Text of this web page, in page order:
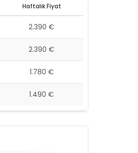
Haftalık Fiyat
2.390 €
2.390 €
1.780 €
1.490 €